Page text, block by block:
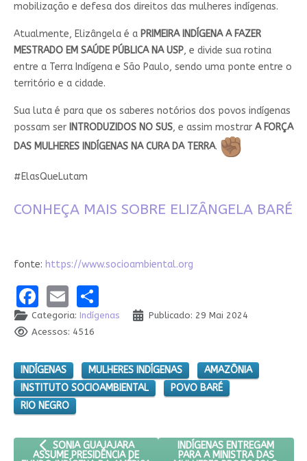
mobilização e defesa dos direitos das mulheres indígenas.
Atualmente, Elizângela é a PRIMEIRA INDÍGENA A FAZER
MESTRADO EM SAÚDE PÚBLICA NA USP, e divide sua rotina
entre a Terra Indígena e São Paulo, sendo uma ponte entre o
território e a cidade.
Sua luta é para que os saberes notórios dos povos indígenas
possam ser INTRODUZIDOS NO SUS, e assim mostrar A FORÇA
DAS MULHERES INDÍGENAS NA CURA DA TERRA.
#ElasQueLutam
CONHEÇA MAIS SOBRE ELIZÂNGELA BARÉ
fonte: https://www.socioambiental.org
Facebook
EmailShare
Categoria: Indígenas
Publicado: 29 Mai 2024
Acessos: 4516
INDÍGENAS MULHERES INDÍGENAS
AMAZÔNIA
INSTITUTO SOCIOAMBIENTAL
POVO BARÉ
RIO NEGRO
ARTIGO ANTERIOR: SONIA GUAJAJARA ASSUME
SONIA GUAJAJARA
ASSUME PRESIDÊNCIA DE
PRÓXIMO ARTIGO:
INDÍGENAS ENTREGAM
PARA A MINISTRA DAS